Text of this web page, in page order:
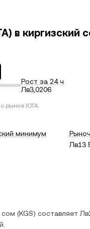
в киргизский
Рост за 24 ч
Лв3,0206
рынке IOTA.
минимум
Лв13
сом (KGS) составляет